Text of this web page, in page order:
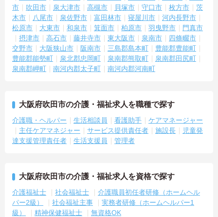
市
吹田市 泉大津市 高槻市 貝塚市 守口市 枚方市
茨
木市
八尾市 泉佐野市 富田林市 寝屋川市
河内長野市
松原市
大東市 和泉市 箕面市 柏原市 羽曳野市
門真市
摂津市
高石市 藤井寺市 東大阪市 泉南市
四條畷市
交野市
大阪狭山市 阪南市 三島郡島本町
豊能郡豊能町
豊能郡能勢町
泉北郡忠岡町 泉南郡熊取町
泉南郡田尻町
泉南郡岬町
南河内郡太子町 南河内郡河南町
大阪府吹田市の介護・福祉求人を職種で探す
介護職・ヘルパー 生活相談員 看護助手
ケアマネージャー
主任ケアマネジャー
サービス提供責任者 施設長
児童発
達支援管理責任者
生活支援員 管理者
大阪府吹田市の介護・福祉求人を資格で探す
介護福祉士 社会福祉士
介護職員初任者研修（ホームヘル
パー2級）
社会福祉主事
実務者研修（ホームヘルパー1
級）
精神保健福祉士 無資格OK